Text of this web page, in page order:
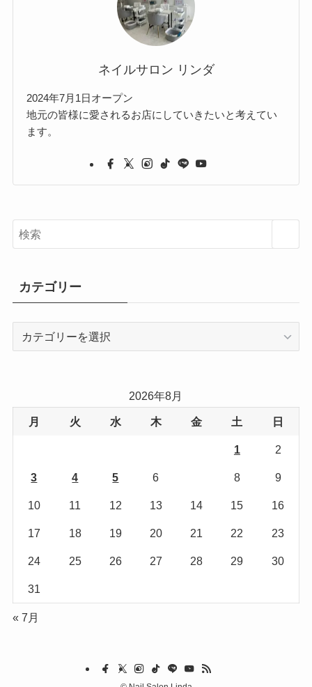
ネイルサロン リンダ
2024年7月1日オープン
地元の皆様に愛されるお店にしていきたいと考えてい
ます。
カテゴリー
2026年8月
月 火 水 木 金 土 日
1 2
3 4 5 6 8 9
10 11 12 13 14 15 16
17 18 19 20 21 22 23
24 25 26 27 28 29 30
31
« 7月